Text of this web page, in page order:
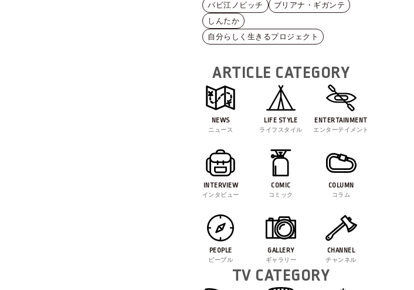
バビ江ノビッチ
ブリアナ・ギガンテ
しんたか
自分らしく生きるプロジェクト
ARTICLE CATEGORY
NEWS
ニュース
LIFE STYLE
ライフスタイル
ENTERTAINMENT
エンターテイメント
INTERVIEW
インタビュー
COMIC
コミック
COLUMN
コラム
PEOPLE
ピープル
GALLERY
ギャラリー
CHANNEL
チャンネル
TV CATEGORY